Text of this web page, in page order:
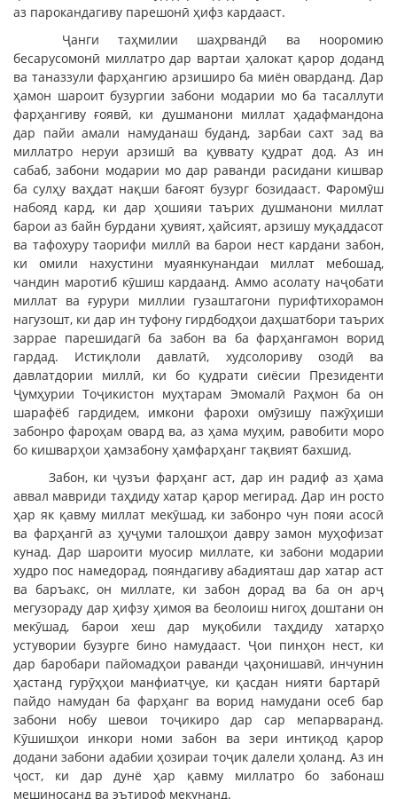
аз парокандагиву парешонӣ ҳифз кардааст.
Ҷанги таҳмилии шаҳрвандӣ ва нооромию
бесарусомонӣ миллатро дар вартаи ҳалокат қарор доданд
ва таназзули фарҳангию арзиширо ба миён оварданд. Дар
ҳамон шароит бузургии забони модарии мо ба тасаллути
фарҳангиву ғоявӣ, ки душманони миллат ҳадафмандона
дар пайи амали намуданаш буданд, зарбаи сахт зад ва
миллатро неруи арзишӣ ва қуввату қудрат дод. Аз ин
сабаб, забони модарии мо дар раванди расидани кишвар
ба сулҳу ваҳдат нақши бағоят бузург бозидааст. Фаромӯш
набояд кард, ки дар ҳошияи таърих душманони миллат
барои аз байн бурдани ҳувият, ҳайсият, арзишу муқаддасот
ва тафохуру таорифи миллӣ ва барои нест кардани забон,
ки омили нахустини муаянкунандаи миллат мебошад,
чандин маротиб кӯшиш кардаанд. Аммо асолату наҷобати
миллат ва ғурури миллии гузаштагони пурифтихорамон
нагузошт, ки дар ин туфону гирдбодҳои даҳшатбори таърих
заррае парешидагӣ ба забон ва ба фарҳангамон ворид
гардад. Истиқлоли давлатӣ, худсолориву озодӣ ва
давлатдории миллӣ, ки бо қудрати сиёсии Президенти
Ҷумҳурии Тоҷикистон муҳтарам Эмомалӣ Раҳмон ба он
шарафёб гардидем, имкони фарохи омӯзишу пажӯҳиши
забонро фароҳам овард ва, аз ҳама муҳим, равобити моро
бо кишварҳои ҳамзабону ҳамфарҳанг тақвият бахшид.
Забон, ки ҷузъи фарҳанг аст, дар ин радиф аз ҳама
аввал мавриди таҳдиду хатар қарор мегирад. Дар ин росто
ҳар як қавму миллат мекӯшад, ки забонро чун пояи асосӣ
ва фарҳангӣ аз ҳуҷуми талошҳои давру замон муҳофизат
кунад. Дар шароити муосир миллате, ки забони модарии
худро пос намедорад, пояндагиву абадияташ дар хатар аст
ва баръакс, он миллате, ки забон дорад ва ба он арҷ
мегузораду дар ҳифзу ҳимоя ва беолоиш нигоҳ доштани он
мекӯшад, барои хеш дар муқобили таҳдиду хатарҳо
устувории бузурге бино намудааст. Ҷои пинҳон нест, ки
дар баробари пайомадҳои раванди ҷаҳонишавӣ, инчунин
ҳастанд гурӯҳҳои манфиатҷуе, ки қасдан нияти бартарӣ
пайдо намудан ба фарҳанг ва ворид намудани осеб бар
забони нобу шевои тоҷикиро дар сар мепарваранд.
Кӯшишҳои инкори номи забон ва зери интиқод қарор
додани забони адабии ҳозираи тоҷик далели ҳоланд. Аз ин
ҷост, ки дар дунё ҳар қавму миллатро бо забонаш
мешиносанд ва эътироф мекунанд.